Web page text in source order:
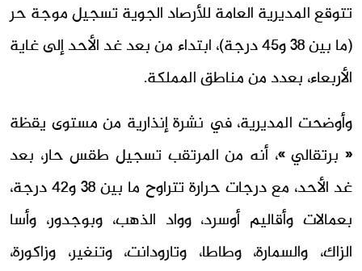
تتوقع المديرية العامة للأرصاد الجوية تسجيل موجة حر
(ما بين 38 و45 درجة)، ابتداء من بعد غد الأحد إلى غاية
الأربعاء، بعدد من مناطق المملكة.
وأوضحت المديرية، في نشرة إنذارية من مستوى يقظة
« برتقالي »، أنه من المرتقب تسجيل طقس حار، بعد
غد الأحد، مع درجات حرارة تتراوح ما بين 38 و42 درجة،
بعمالات وأقاليم أوسرد، وواد الذهب، وبوجدور، وأسا
الزاك، والسمارة، وطاطا، وتارودانت، وتنغير، وزاكورة،